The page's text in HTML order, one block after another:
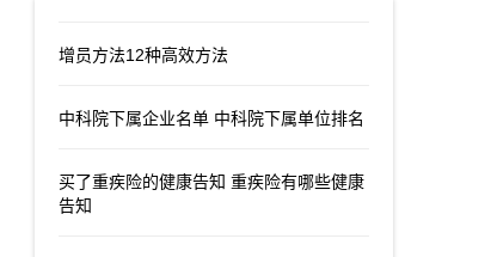
增员方法12种高效方法
中科院下属企业名单 中科院下属单位排名
买了重疾险的健康告知 重疾险有哪些健康
告知